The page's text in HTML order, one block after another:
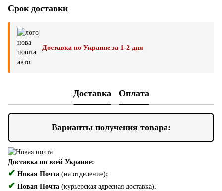
Срок доставки
Доставка по Украине за 1-2 дня
Доставка Оплата
Варианты получения товара:
Доставка по всей Украине:
✔ Новая Почта (на отделение);
✔ Новая Почта (курьерская адресная доставка).